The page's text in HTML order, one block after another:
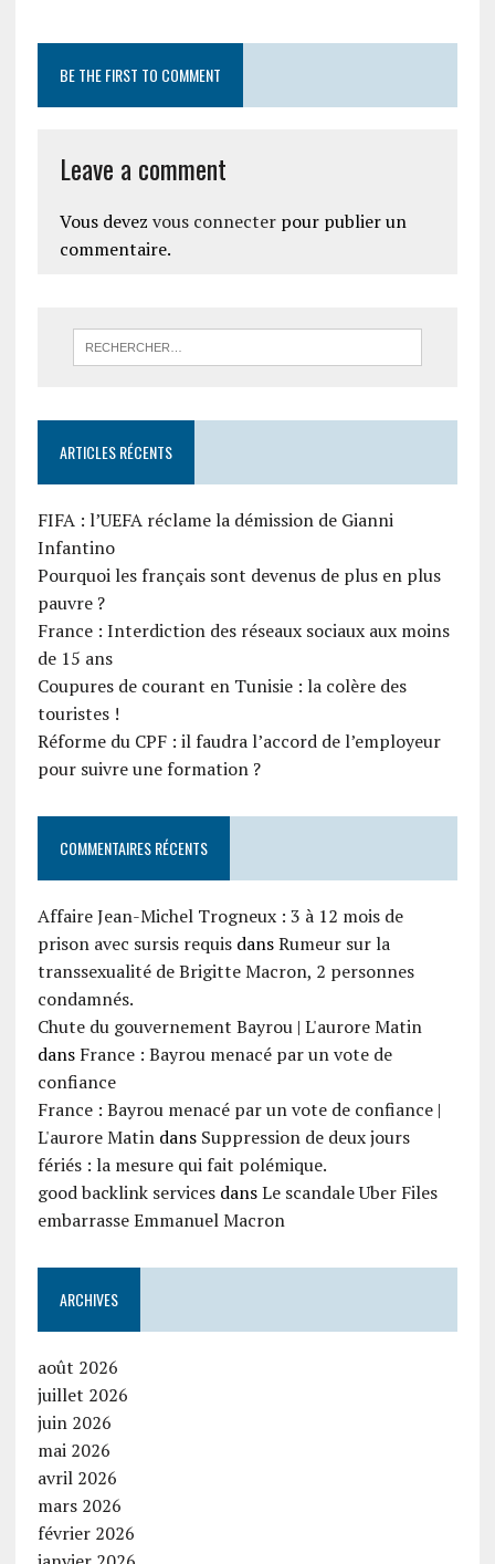
BE THE FIRST TO COMMENT
Leave a comment
Vous devez vous connecterpour publier un
commentaire.
ARTICLES RÉCENTS
FIFA : l’UEFA réclame la démission de Gianni
Infantino
Pourquoi les français sont devenus de plus en plus
pauvre ?
France : Interdiction des réseaux sociaux aux moins
de 15 ans
Coupures de courant en Tunisie : la colère des
touristes !
Réforme du CPF : il faudra l’accord de l’employeur
pour suivre une formation ?
COMMENTAIRES RÉCENTS
Affaire Jean-Michel Trogneux : 3 à 12 mois de
prison avec sursis requisdansRumeur sur la
transsexualité de Brigitte Macron, 2 personnes
condamnés.
Chute du gouvernement Bayrou | L'aurore Matin
dans France : Bayrou menacé par un vote de
confiance
France : Bayrou menacé par un vote de confiance |
L'aurore Matindans Suppression de deux jours
fériés : la mesure qui fait polémique.
good backlink servicesdansLe scandale Uber Files
embarrasse Emmanuel Macron
ARCHIVES
août 2026
juillet 2026
juin 2026
mai 2026
avril 2026
mars 2026
février 2026